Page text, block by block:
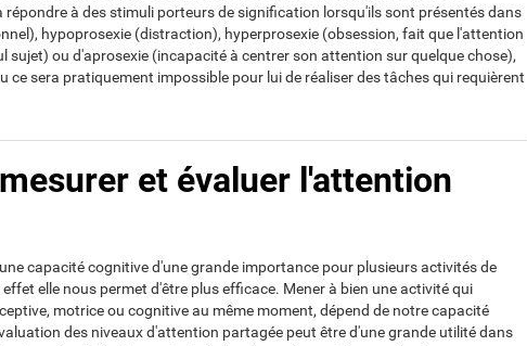
répondre à des stimuli porteurs de signification lorsqu'ils sont présentés dans
hypoprosexie (distraction), hyperprosexie (obsession, fait que l'attention
sujet) ou d'aprosexie (incapacité à centrer son attention sur quelque chose),
ce sera pratiquement impossible pour lui de réaliser des tâches qui requièrent
et évaluer l'attention
capacité cognitive d'une grande importance pour plusieurs activités de
elle nous permet d'être plus efficace. Mener à bien une activité qui
motrice ou cognitive au même moment, dépend de notre capacité
des niveaux d'attention partagée peut être d'une grande utilité dans